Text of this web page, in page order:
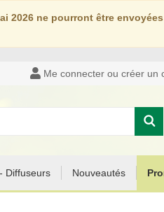
2026 ne pourront être
Me connecter ou créer un
Diffuseurs Nouveautés